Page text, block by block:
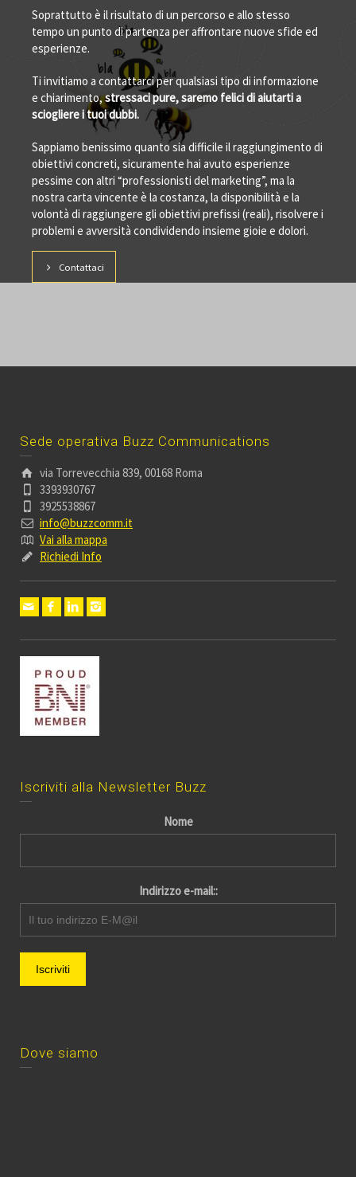
Soprattutto è il risultato di un percorso e allo stesso
tempo un punto di partenza per affrontare nuove sfide ed
esperienze.
Ti invitiamo a contattarci per qualsiasi tipo di informazione
e chiarimento,stressaci pure, saremo felici di aiutarti a
sciogliere i tuoi dubbi.
Sappiamo benissimo quanto sia difficile il raggiungimento di
obiettivi concreti, sicuramente hai avuto esperienze
pessime con altri “professionisti del marketing”, ma la
nostra carta vincente è la costanza, la disponibilità e la
volontà di raggiungere gli obiettivi prefissi (reali), risolvere i
problemi e avversità condividendo insieme gioie e dolori.
Contattaci
Sede operativa Buzz Communications
via Torrevecchia 839, 00168 Roma
3393930767
3925538867
info@buzzcomm.it
Vai alla mappa
Richiedi Info
Iscriviti alla Newsletter Buzz
Nome
Indirizzo e-mail::
Dove siamo